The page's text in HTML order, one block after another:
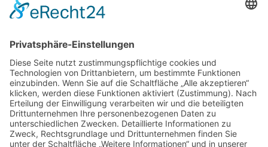
Kontakt
Impressum
AGB
Datenschutz
Cookie-Erklärung